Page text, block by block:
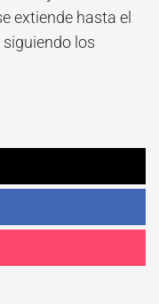
extiende hasta el
los